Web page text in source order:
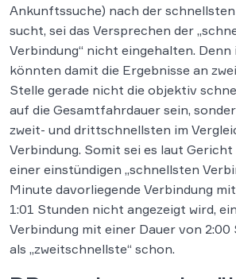
Ankunftssuche) nach der
sucht, sei das Versprechen der
Verbindung“ nicht eingehalten. Denn
könnten damit die Ergebnisse an
Stelle gerade nicht die objektiv
auf die Gesamtfahrdauer sein,
zweit- und drittschnellsten im
Verbindung. Somit sei es laut Gericht
einer einstündigen „schnellsten
Minute davorliegende Verbindung
1:01 Stunden nicht angezeigt wird,
Verbindung mit einer Dauer von 2:00
als „zweitschnellste“ schon.